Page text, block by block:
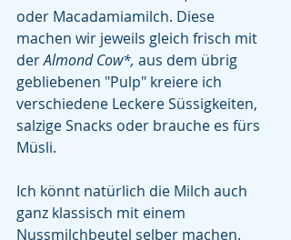
oder Macadamiamilch. Diese
machen wir jeweils gleich frisch mit
der Almond Cow*, aus dem übrig
gebliebenen "Pulp" kreiere ich
verschiedene Leckere Süssigkeiten,
salzige Snacks oder brauche es fürs
Müsli.
Ich könnt natürlich die Milch auch
ganz klassisch mit einem
Nussmilchbeutel selber machen.